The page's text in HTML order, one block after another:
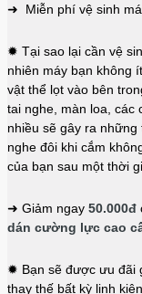
➜ Miễn phí vệ sinh
✹ Tại sao lại cần vệ
nhiên máy bạn không
vật thể lọt vào bên
tai nghe, màn loa,
nhiều sẽ gây ra
nghe đôi khi cắm
của bạn sau một thời
➜ Giảm ngay 50.000đ
dán cường lực cao
✹ Bạn sẽ được ưu đãi
thay thế bất kỳ linh